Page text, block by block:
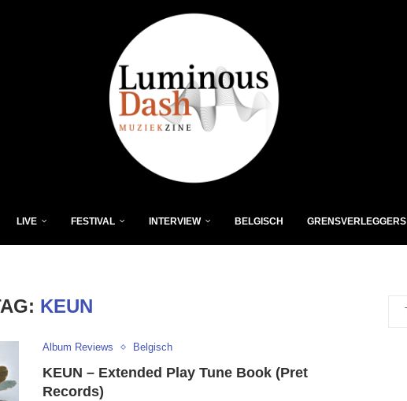
LIVE FESTIVAL INTERVIEW BELGISCH GRENSVERLEGGERS
KEUN
Album Reviews Belgisch
KEUN – Extended Play Tune Book (Pret
Records)